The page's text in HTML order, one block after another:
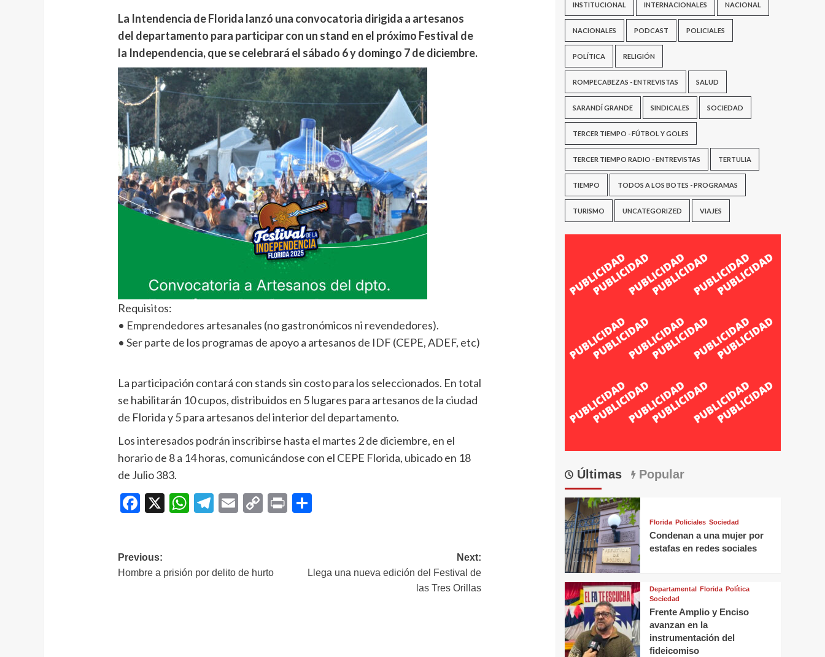
La Intendencia de Florida lanzó una convocatoria dirigida a artesanos
del departamento para participar con un stand en el próximo Festival de
la Independencia, que se celebrará el sábado 6 y domingo 7 de diciembre.
Requisitos:
• Emprendedores artesanales (no gastronómicos ni revendedores).
• Ser parte de los programas de apoyo a artesanos de IDF (CEPE, ADEF, etc)
La participación contará con stands sin costo para los seleccionados. En total
se habilitarán 10 cupos, distribuidos en 5 lugares para artesanos de la ciudad
de Florida y 5 para artesanos del interior del departamento.
Los interesados podrán inscribirse hasta el martes 2 de diciembre, en el
horario de 8 a 14 horas, comunicándose con el CEPE Florida, ubicado en 18
de Julio 383.
Facebook
X WhatsApp
Telegram
EmailCopyPrint
Navegación
de
Previous:
Hombre a prisión por delito de hurto
Next:
Llega una nueva edición del Festival de
las Tres Orillas
INSTITUCIONAL INTERNACIONALES NACIONAL
NACIONALES PODCAST POLICIALES
POLÍTICA RELIGIÓN
ROMPECABEZAS - ENTREVISTAS SALUD
SARANDÍ GRANDE SINDICALES SOCIEDAD
TERCER TIEMPO - FÚTBOL Y GOLES
TERCER TIEMPO RADIO - ENTREVISTAS TERTULIA
TIEMPO TODOS A LOS BOTES - PROGRAMAS
TURISMO UNCATEGORIZED VIAJES
Últimas Popular
Florida Policiales Sociedad
Condenan a una mujer por
estafas en redes sociales
Departamental Florida Política
Sociedad
Frente Amplio y Enciso
avanzan en la
instrumentación del
fideicomiso